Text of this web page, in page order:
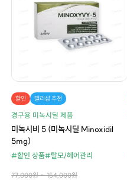
할인 델리샵 추천
경구용 미녹시딜 제품
미녹시비 5 (미녹시딜 Minoxidil
5mg)
#할인 상품#탈모/헤어관리
77,000원 ~ 154,000원